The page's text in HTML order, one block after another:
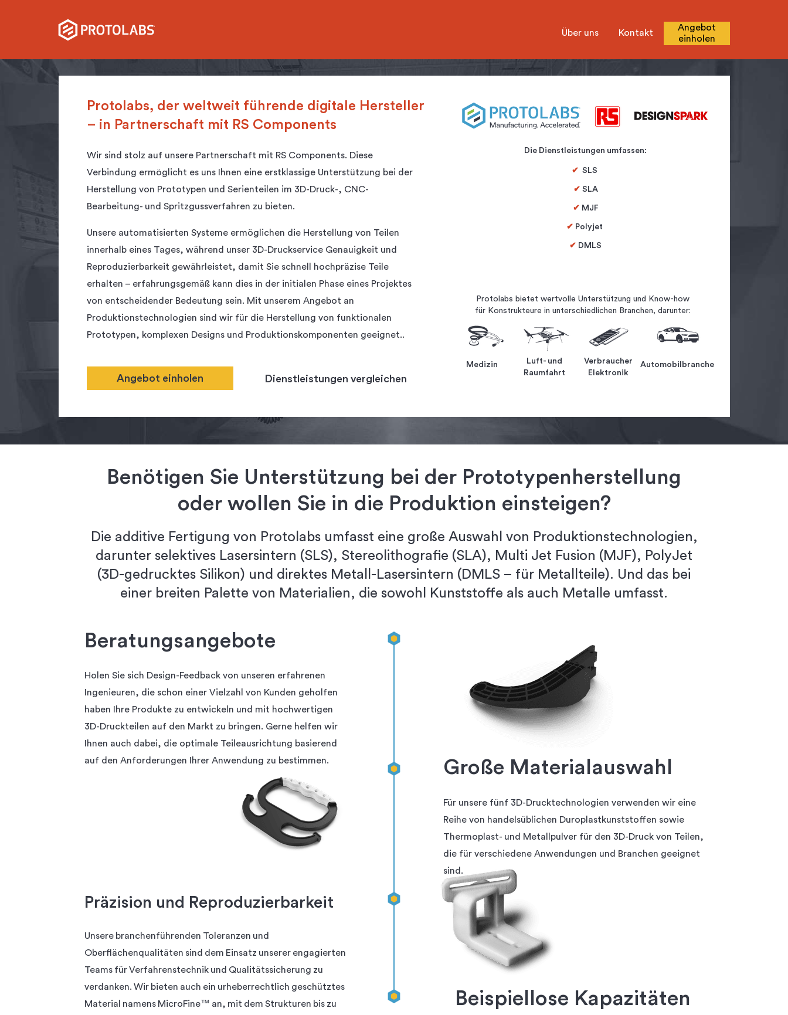
Benötigen Sie Unterstützung bei der Prototypenherstellung
oder wollen Sie in die Produktion einsteigen?
Die additive Fertigung von Protolabs umfasst eine große Auswahl von Produktionstechnologien,
darunter selektives Lasersintern (SLS), Stereolithografie (SLA), Multi Jet Fusion (MJF), PolyJet
(3D-gedrucktes Silikon) und direktes Metall-Lasersintern (DMLS – für Metallteile). Und das bei
einer breiten Palette von Materialien, die sowohl Kunststoffe als auch Metalle umfasst.
Beratungsangebote
Holen Sie sich Design-Feedback von unseren erfahrenen
Ingenieuren, die schon einer Vielzahl von Kunden geholfen
haben Ihre Produkte zu entwickeln und mit hochwertigen
3D-Druckteilen auf den Markt zu bringen. Gerne helfen wir
Ihnen auch dabei, die optimale Teileausrichtung basierend
auf den Anforderungen Ihrer Anwendung zu bestimmen.
Große Materialauswahl
Für unsere fünf 3D-Drucktechnologien verwenden wir eine
Reihe von handelsüblichen Duroplastkunststoffen sowie
Thermoplast- und Metallpulver für den 3D-Druck von Teilen,
die für verschiedene Anwendungen und Branchen geeignet
sind.
Präzision und Reproduzierbarkeit
Unsere branchenführenden Toleranzen und
Oberflächenqualitäten sind dem Einsatz unserer engagierten
Teams für Verfahrenstechnik und Qualitätssicherung zu
verdanken. Wir bieten auch ein urheberrechtlich geschütztes
Material namens MicroFine™ an, mit dem Strukturen bis zu
Beispiellose Kapazitäten
Angebot
einholen
Kontakt
Über uns
Protolabs bietet wertvolle Unterstützung und Know-how
für Konstrukteure in unterschiedlichen Branchen, darunter:
Protolabs, der weltweit führende digitale Hersteller
– in Partnerschaft mit RS Components
Wir sind stolz auf unsere Partnerschaft mit RS Components. Diese
Verbindung ermöglicht es uns Ihnen eine erstklassige Unterstützung bei der
Herstellung von Prototypen und Serienteilen im 3D-Druck-, CNC-
Bearbeitung- und Spritzgussverfahren zu bieten.
Unsere automatisierten Systeme ermöglichen die Herstellung von Teilen
innerhalb eines Tages, während unser 3D-Druckservice Genauigkeit und
Reproduzierbarkeit gewährleistet, damit Sie schnell hochpräzise Teile
erhalten – erfahrungsgemäß kann dies in der initialen Phase eines Projektes
von entscheidender Bedeutung sein. Mit unserem Angebot an
Produktionstechnologien sind wir für die Herstellung von funktionalen
Prototypen, komplexen Designs und Produktionskomponenten geeignet..
Angebot einholen Dienstleistungen vergleichen
Medizin
Luft- und
Raumfahrt
Verbraucher
Elektronik
Automobilbranche
Die Dienstleistungen umfassen:
✔ SLS
✔ SLA
✔ MJF
✔ Polyjet
✔ DMLS